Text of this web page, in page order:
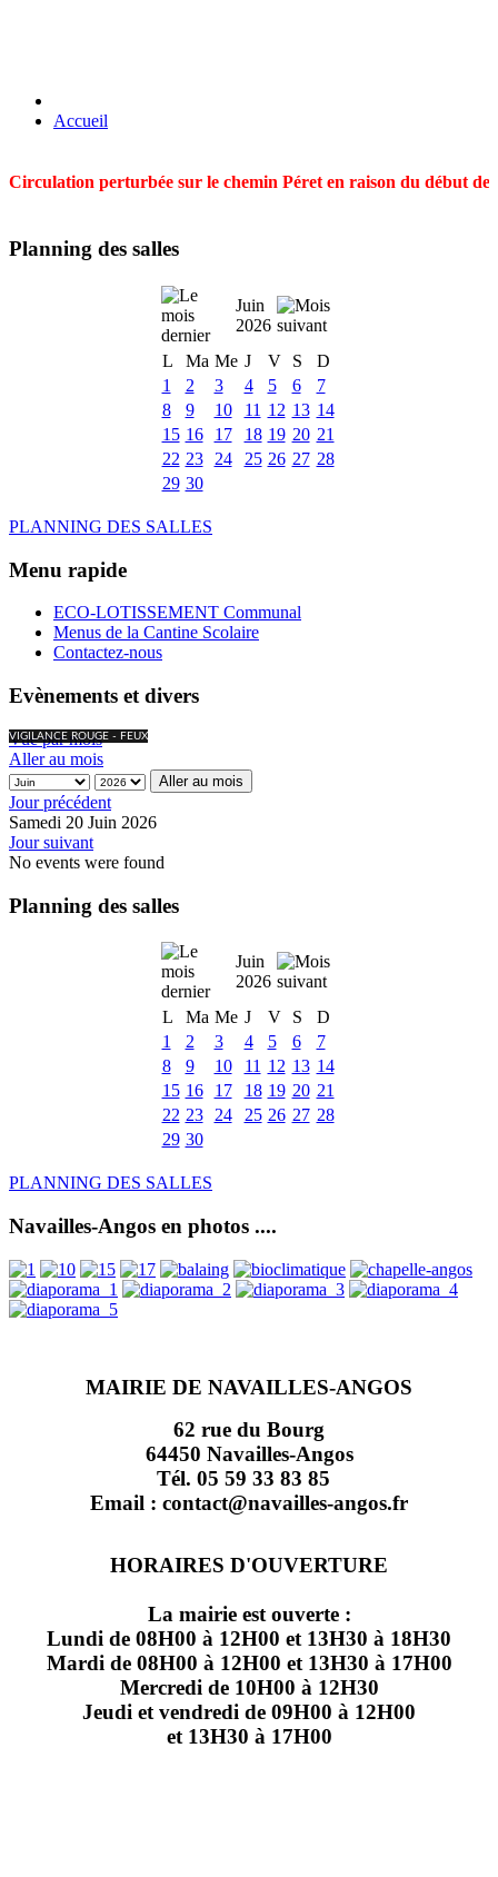
Accueil
Circulation perturbée sur le chemin Péret en raison du début
Planning des salles
Juin
2026
L
Ma Me J V S
D
1
2 3 4 5 6
7
8
9 10 11 12 13 14
15 16 17 18 19 20 21
22 23 24 25 26 27 28
29 30
PLANNING DES SALLES
Menu rapide
ECO-LOTISSEMENT Communal
Menus de la Cantine Scolaire
Contactez-nous
Evènements et divers
VIGILANCE ROUGE - FEUX
Vue par mois
Aller au mois
Aller au mois
Jour précédent
Samedi 20 Juin 2026
Jour suivant
No events were found
Planning des salles
Juin
2026
L
Ma Me J V S
D
1
2 3 4 5 6
7
8
9 10 11 12 13 14
15 16 17 18 19 20 21
22 23 24 25 26 27 28
29 30
PLANNING DES SALLES
Navailles-Angos en photos ....
MAIRIE DE NAVAILLES-ANGOS
62 rue du Bourg
64450 Navailles-Angos
Tél. 05 59 33 83 85
Email : contact@navailles-angos.fr
HORAIRES D'OUVERTURE
La mairie est ouverte :
Lundi de 08H00 à 12H00 et 13H30 à 18H30
Mardi de 08H00 à 12H00 et 13H30 à 17H00
Mercredi de 10H00 à 12H30
Jeudi et vendredi de 09H00 à 12H00
et 13H30 à 17H00